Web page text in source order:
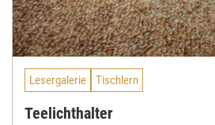
Lesergalerie Tischlern
Teelichthalter